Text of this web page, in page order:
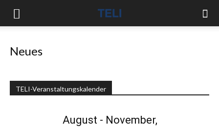
Neues
TELI-Veranstaltungskalender
August - November,